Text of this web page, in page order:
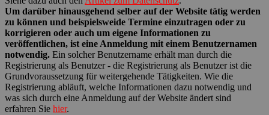
Um darüber hinausgehend selber auf der Website tätig werden
zu können und beispielsweide Termine einzutragen oder zu
korrigieren oder auch um eigene Informationen zu
veröffentlichen, ist eine Anmeldung mit einem Benutzernamen
notwendig. Ein solcher Benutzername erhält man durch die
Registrierung als Benutzer - die Registrierung als Benutzer ist die
Grundvoraussetzung für weitergehende Tätigkeiten. Wie die
Registrierung abläuft, welche Informationen dazu notwendig und
was sich durch eine Anmeldung auf der Website ändert sind
erfahren Sie hier.